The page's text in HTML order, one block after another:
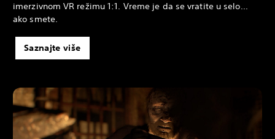
imerzivnom VR režimu 1:1. Vreme je da se vratite u selo...
ako smete.
Saznajte više